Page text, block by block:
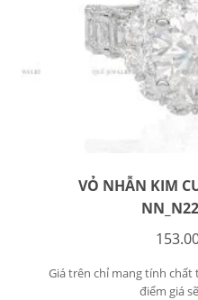
VỎ NHẪN KIM
Giá trên chỉ mang tính
điểm giá